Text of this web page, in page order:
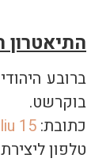
התיאטרון
ברובע
בוקרשט.
כתובת:
טלפון ליצירת קשר: